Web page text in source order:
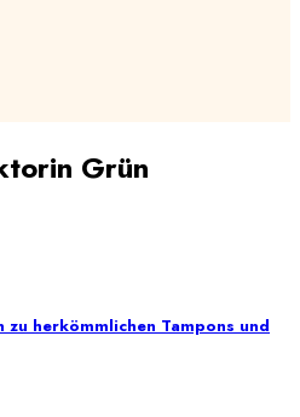
Grün
herkömmlichen Tampons und